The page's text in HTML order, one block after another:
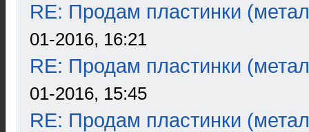
RE: Продам пластинки
01-2016, 16:21
RE: Продам пластинки
01-2016, 15:45
RE: Продам пластинки